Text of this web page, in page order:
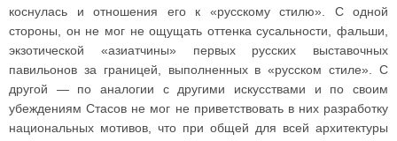
коснулась и отношения его к «русскому стилю». С одной
стороны, он не мог не ощущать оттенка сусальности, фальши,
экзотической «азиатчины» первых русских выставочных
павильонов за границей, выполненных в «русском стиле». С
другой — по аналогии с другими искусствами и по своим
убеждениям Стасов не мог не приветствовать в них разработку
национальных мотивов, что при общей для всей архитектуры